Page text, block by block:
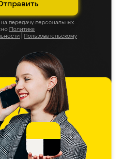
передачу персональных
Политике
Пользовательскому